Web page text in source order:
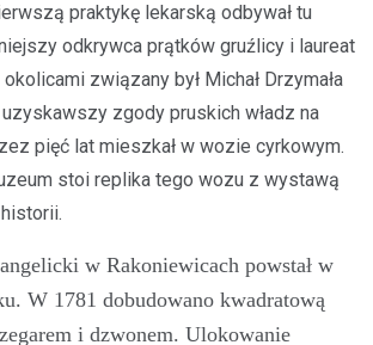
praktykę lekarską odbywał tu
odkrywca prątków gruźlicy i laureat
związany był Michał Drzymała
uzyskawszy zgody pruskich władz na
pięć lat mieszkał w wozie cyrkowym.
stoi replika tego wozu z wystawą
w Rakoniewicach powstał w
W 1781 dobudowano kwadratową
i dzwonem. Ulokowanie